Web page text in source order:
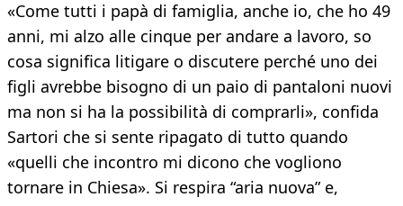
«Come tutti i papà di famiglia, anche io, che ho 49
anni, mi alzo alle cinque per andare a lavoro, so
cosa significa litigare o discutere perché uno dei
figli avrebbe bisogno di un paio di pantaloni nuovi
ma non si ha la possibilità di comprarli», confida
Sartori che si sente ripagato di tutto quando
«quelli che incontro mi dicono che vogliono
tornare in Chiesa». Si respira “aria nuova” e,